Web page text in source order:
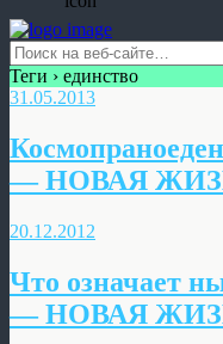
Теги › единство
31.05.2013
— НОВАЯ
20.12.2012
Что означает
— НОВАЯ